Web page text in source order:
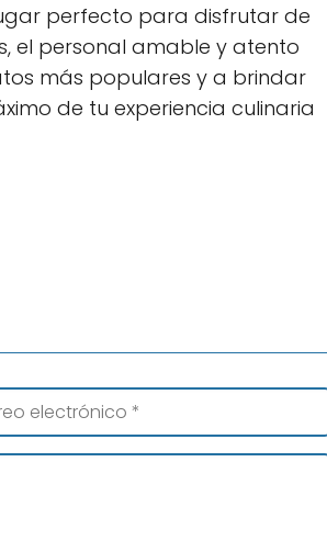
perfecto para disfrutar de
el personal amable y atento
más populares y a brindar
de tu experiencia culinaria